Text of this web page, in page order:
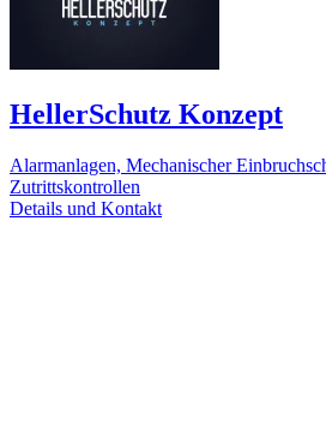
HellerSchutz Konzept
Alarmanlagen, Mechanischer
Zutrittskontrollen
Details und Kontakt